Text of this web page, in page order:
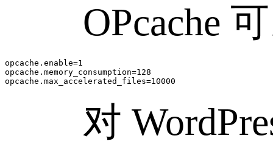
OPcache 可
opcache.enable=1
opcache.memory_consumption=128
对